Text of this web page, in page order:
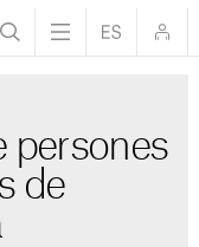
persones
de